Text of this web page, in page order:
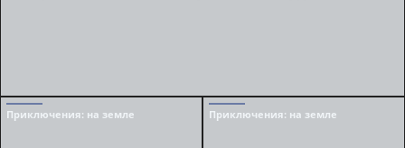
Приключения: на земле Приключения: на земле